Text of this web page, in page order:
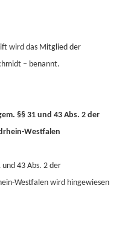
wird das Mitglied der
– benannt.
§§ 31 und 43 Abs. 2 der
Westfalen
43 Abs. 2 der
Westfalen wird hingewiesen